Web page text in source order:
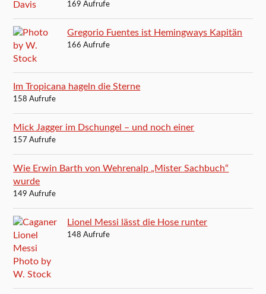
169 Aufrufe
Gregorio Fuentes ist Hemingways Kapitän
166 Aufrufe
Im Tropicana hageln die Sterne
158 Aufrufe
Mick Jagger im Dschungel – und noch einer
157 Aufrufe
Wie Erwin Barth von Wehrenalp „Mister Sachbuch“
wurde
149 Aufrufe
Lionel Messi lässt die Hose runter
148 Aufrufe